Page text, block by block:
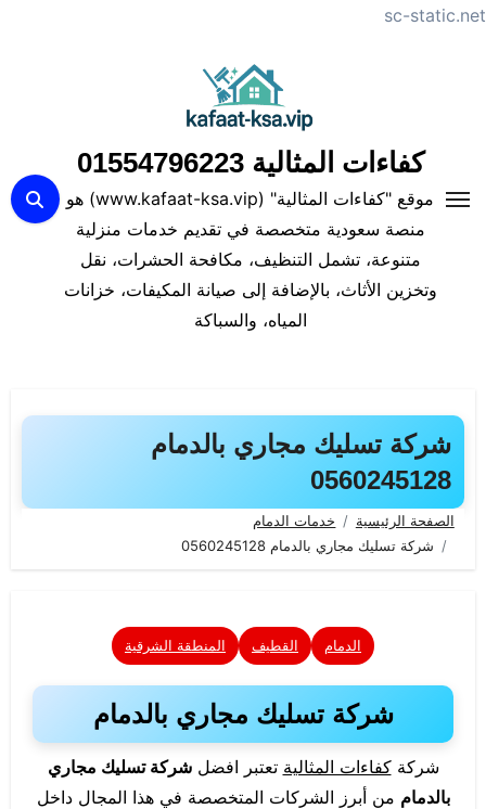
sc-static.net
كفاءات المثالية 01554796223
موقع "كفاءات المثالية" (www.kafaat-ksa.vip) هو
منصة سعودية متخصصة في تقديم خدمات منزلية
متنوعة، تشمل التنظيف، مكافحة الحشرات، نقل
وتخزين الأثاث، بالإضافة إلى صيانة المكيفات، خزانات
المياه، والسباكة
شركة تسليك مجاري بالدمام
0560245128
الصفحة الرئيسية
خدمات الدمام
شركة تسليك مجاري بالدمام 0560245128
الدمام القطيف المنطقة الشرقية
شركة تسليك مجاري بالدمام
شركةكفاءات المثالية تعتبر افضلشركة تسليك مجاري
بالدمام من أبرز الشركات المتخصصة في هذا المجال داخل